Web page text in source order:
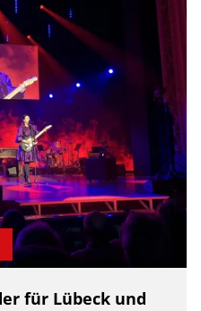
für Lübeck und